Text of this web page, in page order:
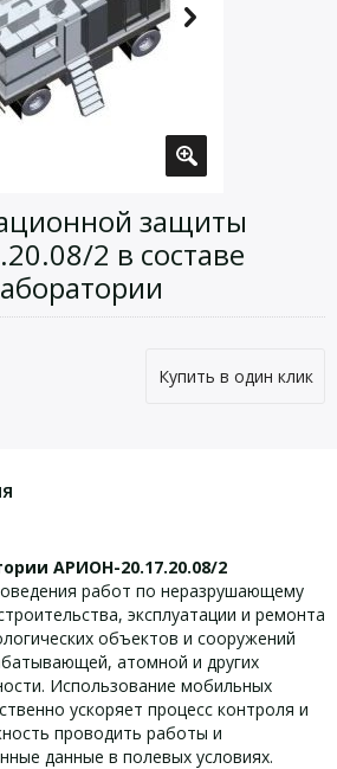
защиты
2 в составе
Купить в один клик
АРИОН-20.17.20.08/2
работ по неразрушающему
эксплуатации и ремонта
объектов и сооружений
атомной и других
Использование мобильных
ускоряет процесс контроля и
проводить работы и
данные в полевых условиях.